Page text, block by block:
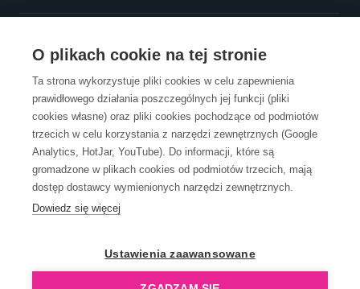
O plikach cookie na tej stronie
Ta strona wykorzystuje pliki cookies w celu zapewnienia
prawidłowego działania poszczególnych jej funkcji (pliki
cookies własne) oraz pliki cookies pochodzące od podmiotów
trzecich w celu korzystania z narzędzi zewnętrznych (Google
Analytics, HotJar, YouTube). Do informacji, które są
gromadzone w plikach cookies od podmiotów trzecich, mają
dostęp dostawcy wymienionych narzędzi zewnętrznych.
Dowiedz się więcej
Ustawienia zaawansowane
OBSŁUGA KLIENTA
KONTAKT
OpenGift jest częścią ReflectGroup.